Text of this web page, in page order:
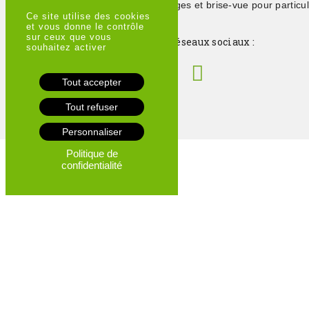
clôtures, portails, grillages et brise-vue pour
professionnels
Suivez-nous sur les réseaux sociaux :
Ce site utilise des cookies
et vous donne le contrôle
sur ceux que vous
souhaitez activer
Tout accepter
Tout refuser
Personnaliser
Politique de
confidentialité